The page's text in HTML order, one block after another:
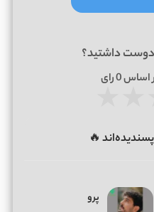
دوست داشتید؟
0رای
🔥
پرو